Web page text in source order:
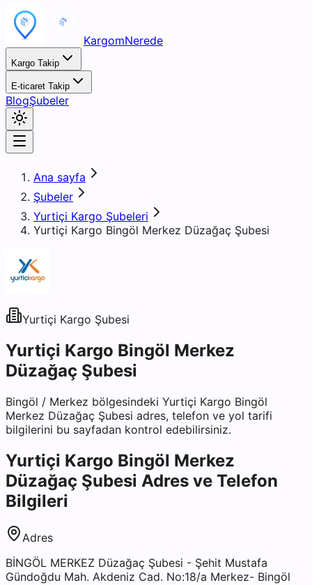
KargomNerede
Kargo Takip
E-ticaret Takip
BlogŞubeler
Ana sayfa
Şubeler
Yurtiçi Kargo Şubeleri
Yurtiçi Kargo Bingöl Merkez Düzağaç Şubesi
Yurtiçi Kargo Şubesi
Yurtiçi Kargo Bingöl Merkez
Düzağaç Şubesi
Bingöl / Merkez bölgesindeki Yurtiçi Kargo Bingöl
Merkez Düzağaç Şubesi adres, telefon ve yol tarifi
bilgilerini bu sayfadan kontrol edebilirsiniz.
Yurtiçi Kargo Bingöl Merkez
Düzağaç Şubesi Adres ve Telefon
Bilgileri
Adres
BİNGÖL MERKEZ Düzağaç Şubesi - Şehit Mustafa
Gündoğdu Mah. Akdeniz Cad. No:18/a Merkez- Bingöl